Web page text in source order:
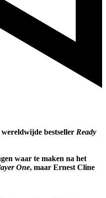
bestseller Ready
waar te maken na het
One, maar Ernest Cline